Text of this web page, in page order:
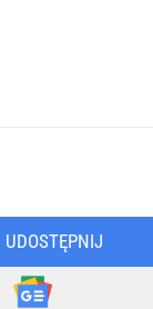
UDOSTĘPNIJ